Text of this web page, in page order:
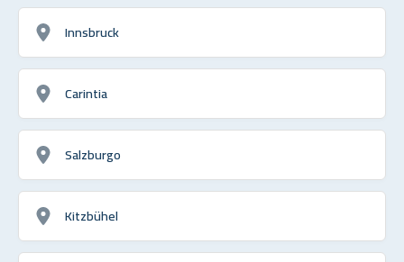
Innsbruck
Carintia
Salzburgo
Kitzbühel